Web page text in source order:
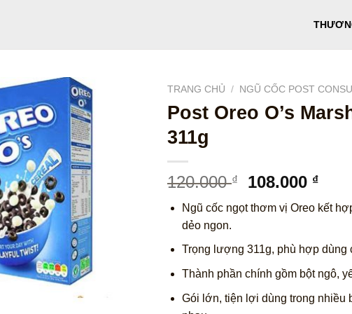
TRANG CHỦ / NGŨ CỐC POST
Post Oreo O’s
311g
120.000₫
Giá
là:
108.000 ₫Giá
hiện
tại
Ngũ cốc ngọt thơm vị Oreo kết
dẻo ngon.
Trọng lượng 311g, phù hợp dùng
Thành phần chính gồm bột ngô,
Gói lớn, tiện lợi dùng trong nhiều